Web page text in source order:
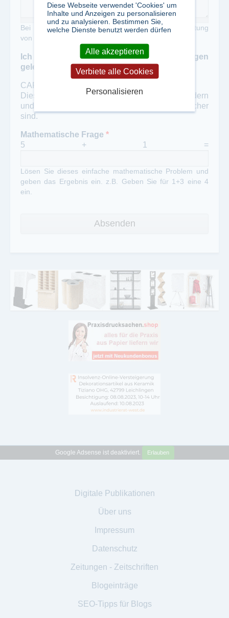
Bei Zweckentfremdung unseres Portals zur Verbreitung
von Werbung erheben wir eine Gebühr von 50,- €
Ich habe die Datenschutzbestimmungen
gelesen und akzeptiert *
CAPTCHA
Diese Frage soll automatisierten Spam verhindern
und überprüft, ob Sie ein menschlicher Besucher
sind.
Mathematische Frage *
5 + 1 =
Lösen Sie dieses einfache mathematische Problem und
geben das Ergebnis ein. z.B. Geben Sie für 1+3 eine 4
ein.
Google Adsense ist deaktiviert. Erlauben
Digitale Publikationen
Über uns
Impressum
Datenschutz
Zeitungen - Zeitschriften
Blogeinträge
SEO-Tipps für Blogs
Diese Webseite verwendet 'Cookies' um
Inhalte und Anzeigen zu personalisieren
und zu analysieren. Bestimmen Sie,
welche Dienste benutzt werden dürfen
Alle akzeptieren
Verbiete alle Cookies
Personalisieren